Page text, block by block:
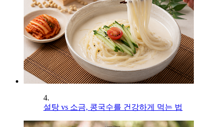
4.
설탕 vs 소금, 콩국수를 건강하게 먹는 법